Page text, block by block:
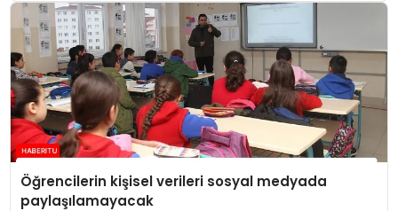
Öğrencilerin kişisel verileri sosyal medyada
paylaşılamayacak